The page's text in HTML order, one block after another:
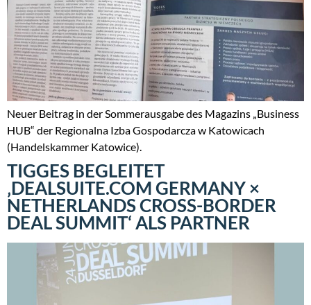
Neuer Beitrag in der Sommerausgabe des Magazins „Business
HUB“ der Regionalna Izba Gospodarcza w Katowicach
(Handelskammer Katowice).
TIGGES BEGLEITET
‚DEALSUITE.COM GERMANY ×
NETHERLANDS CROSS-BORDER
DEAL SUMMIT‘ ALS PARTNER